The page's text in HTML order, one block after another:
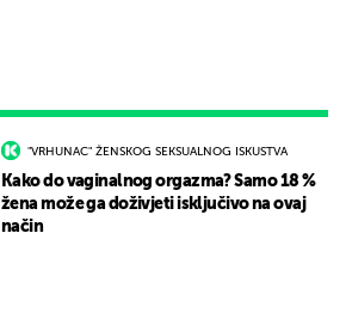
"VRHUNAC" ŽENSKOG SEKSUALNOG ISKUSTVA
Kako do vaginalnog orgazma? Samo 18 %
žena može ga doživjeti isključivo na ovaj
način